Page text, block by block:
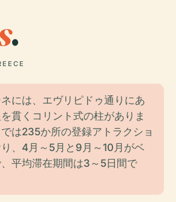
.
には、エヴリピドゥ通りにあ
貫くコリント式の柱がありま
は235か所の登録アトラクショ
、4月～5月と9月～10月がベ
平均滞在期間は3～5日間で